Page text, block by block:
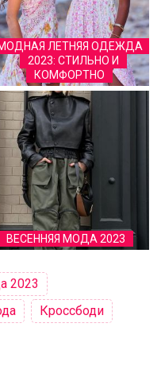
ЛЕТНЯЯ ОДЕЖДА
2023: СТИЛЬНО И
КОМФОРТНО
ВЕСЕННЯЯ МОДА 2023
2023
Кроссбоди